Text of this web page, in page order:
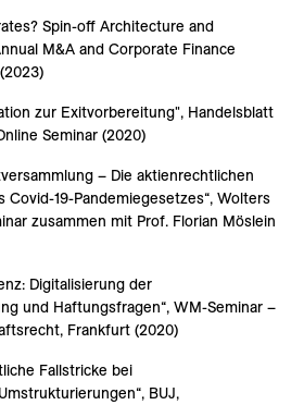
Spin-off Architecture and
M&A and Corporate Finance
zur Exitvorbereitung", Handelsblatt
Seminar (2020)
– Die aktienrechtlichen
Covid-19-Pandemiegesetzes“, Wolters
zusammen mit Prof. Florian Möslein
Digitalisierung der
und Haftungsfragen“, WM-Seminar –
Frankfurt (2020)
Fallstricke bei
BUJ,